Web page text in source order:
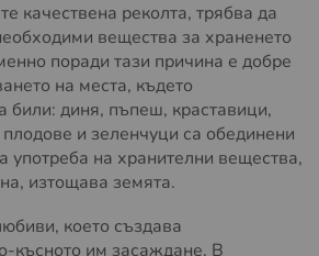
качествена реколта, трябва да
вещества за храненето
поради тази причина е добре
на места, където
били: диня, пъпеш, краставици,
и зеленчуци са обединени
употреба на хранителни вещества,
изтощава земята.
което създава
късното им засаждане. В